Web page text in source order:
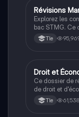
vos idées. Idéal
approfondir leur
philosophiques
STMG
Révisions
Explorez les
bac STMG. Ce
marketing, la
stratégies de
performance,
relations avec
Tle
STMG
Droit et
Ce dossier de
de droit et
STMG,
civile, les
Tle 61,538